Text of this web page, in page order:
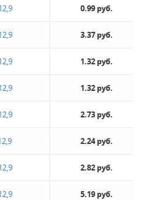
0.99 руб.
3.37 руб.
1.32 руб.
1.32 руб.
2.73 руб.
2.24 руб.
2.82 руб.
5.19 руб.